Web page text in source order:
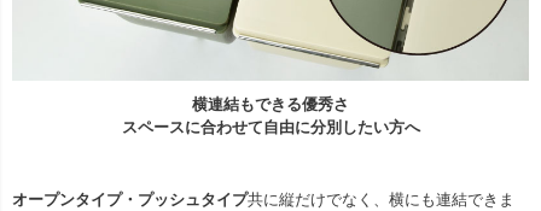
横連結もできる優秀さ
スペースに合わせて自由に分別したい方へ
オープンタイプ・プッシュタイプ共に縦だけでなく、横にも連結できま